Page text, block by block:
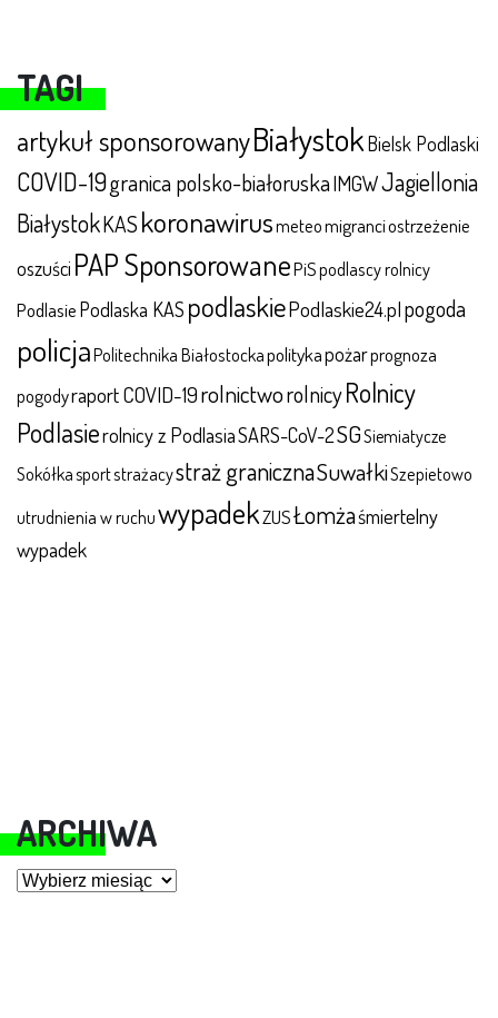
TAGI
artykuł sponsorowanyBiałystokBielsk Podlaski
COVID-19granica polsko-białoruskaIMGWJagiellonia
BiałystokKAS koronawirusmeteomigranciostrzeżenie
oszuści PAP SponsorowanePiSpodlascy rolnicy
PodlasiePodlaska KAS podlaskiePodlaskie24.plpogoda
policjaPolitechnika Białostockapolitykapożarprognoza
pogodyraport COVID-19rolnictworolnicyRolnicy
Podlasierolnicy z PodlasiaSARS-CoV-2SGSiemiatycze
Sokółkasportstrażacystraż granicznaSuwałkiSzepietowo
utrudnienia w ruchuwypadekZUSŁomżaśmiertelny
wypadek
ARCHIWA
Archiwa